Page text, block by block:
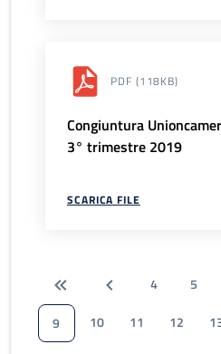
PDF (118KB)
Congiuntura
3° trimestre 2019
SCARICA FILE
4 5
9
10 11 12